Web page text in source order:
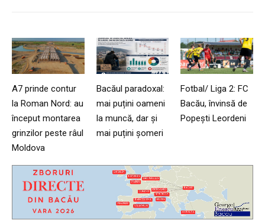
A7 prinde contur
la Roman Nord: au
început montarea
grinzilor peste râul
Moldova
Bacăul paradoxal:
mai puțini oameni
la muncă, dar și
mai puțini șomeri
Fotbal/ Liga 2: FC
Bacău, învinsă de
Popești Leordeni